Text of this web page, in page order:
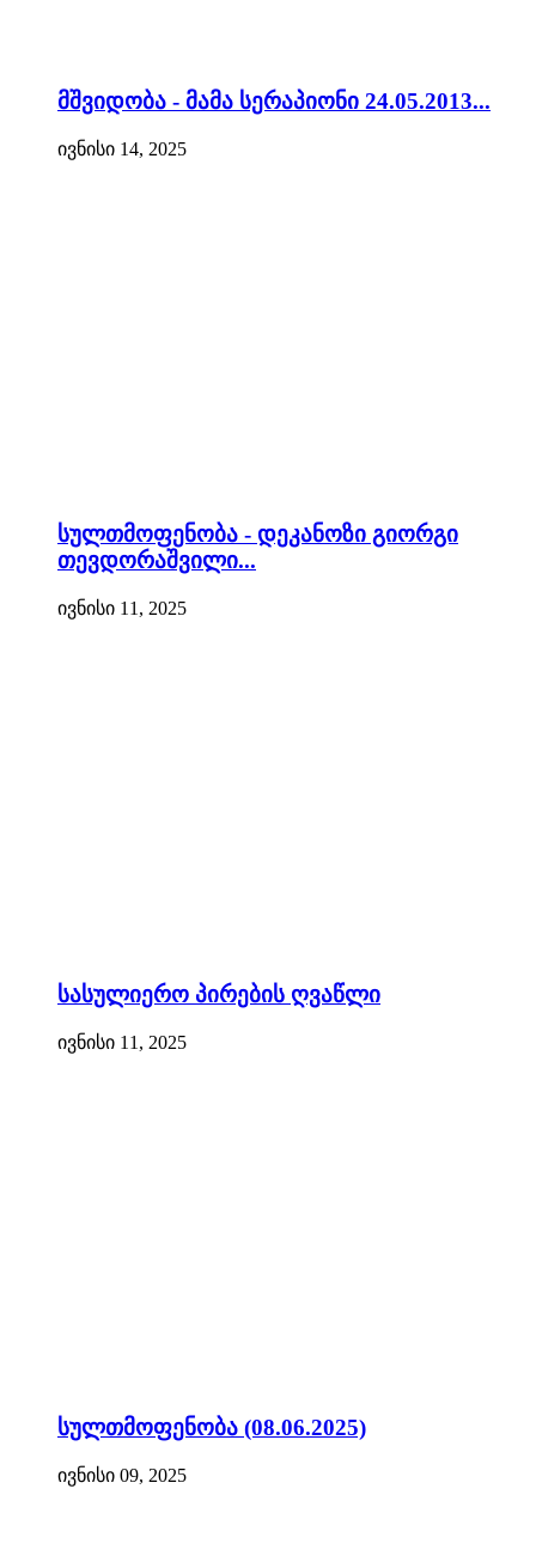
მშვიდობა - მამა სერაპიონი 24.05.2013...
ივნისი 14, 2025
სულთმოფენობა - დეკანოზი გიორგი
თევდორაშვილი...
ივნისი 11, 2025
სასულიერო პირების ღვაწლი
ივნისი 11, 2025
სულთმოფენობა (08.06.2025)
ივნისი 09, 2025